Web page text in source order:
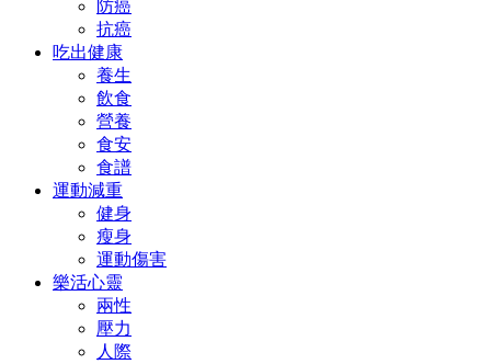
防癌
抗癌
吃出健康
養生
飲食
營養
食安
食譜
運動減重
健身
瘦身
運動傷害
樂活心靈
兩性
壓力
人際